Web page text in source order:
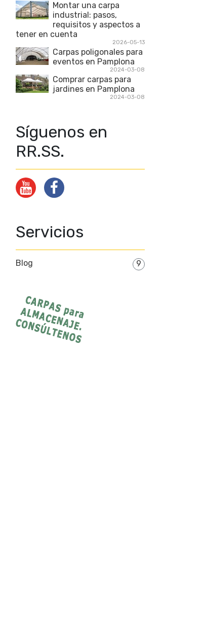
Montar una carpa
industrial: pasos,
requisitos y aspectos a
tener en cuenta
2026-05-13
Carpas poligonales para
eventos en Pamplona
2024-03-08
Comprar carpas para
jardines en Pamplona
2024-03-08
Síguenos en
RR.SS.
Servicios
Blog 9